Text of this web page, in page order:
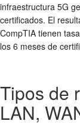
infraestructura 5G
certificados. El
CompTIA tienen
los 6 meses de
Tipos de
LAN,